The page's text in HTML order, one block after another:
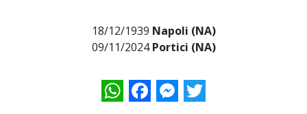
18/12/1939 Napoli (NA)
09/11/2024Portici (NA)
WhatsAppFacebookMessenger
Twitter